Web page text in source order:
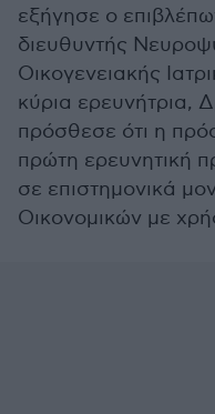
εξήγησε ο
διευθυντής
Οικογενειακής
κύρια ερευνήτρια,
πρόσθεσε ότι η
πρώτη ερευνητική
σε επιστημονικά
Οικονομικών με